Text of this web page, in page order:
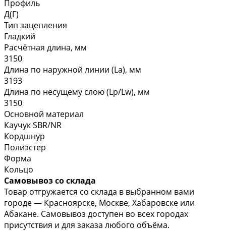
Профиль
Д(Г)
Тип зацепления
Гладкий
Расчётная длина, мм
3150
Длина по наружной линии (La), мм
3193
Длина по несущему слою (Lp/Lw), мм
3150
Основной материал
Каучук SBR/NR
Кордшнур
Полиэстер
Форма
Кольцо
Самовывоз со склада
Товар отгружается со склада в выбранном вами
городе — Красноярске, Москве, Хабаровске или
Абакане. Самовывоз доступен во всех городах
присутствия и для заказа любого объёма.